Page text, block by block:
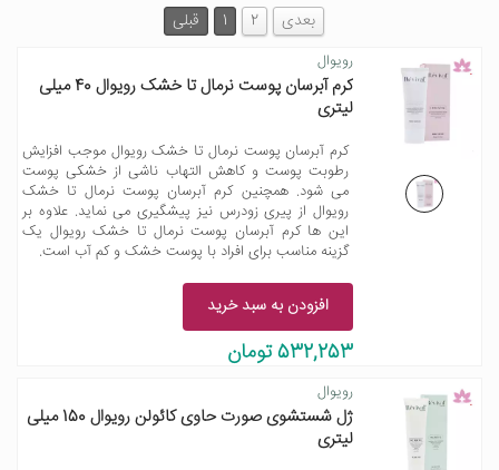
قبلی 1 2 بعدی
رویوال
کرم آبرسان پوست نرمال تا خشک رویوال 40 میلی
لیتری
کرم آبرسان پوست نرمال تا خشک رویوال موجب افزایش
رطوبت پوست و کاهش التهاب ناشی از خشکی پوست
می شود. همچنین کرم آبرسان پوست نرمال تا خشک
رویوال از پیری زودرس نیز پیشگیری می نماید. علاوه بر
این ها کرم آبرسان پوست نرمال تا خشک رویوال یک
گزینه مناسب برای افراد با پوست خشک و کم آب است.
افزودن به سبد خرید
532,253 تومان
رویوال
ژل شستشوی صورت حاوی کائولن رویوال 150 میلی
لیتری